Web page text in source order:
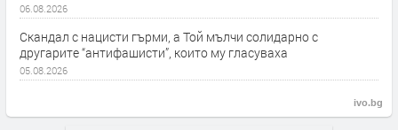
06.08.2026
Скандал с нацисти гърми, а Той мълчи солидарно с
другарите “антифашисти”, които му гласуваха
05.08.2026
ivo.bg